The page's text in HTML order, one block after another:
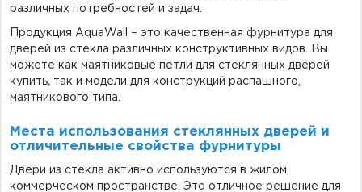
различных потребностей и задач.
Продукция AquaWall – это качественная фурнитура для
дверей из стекла различных конструктивных видов. Вы
можете как маятниковые петли для стеклянных дверей
купить, так и модели для конструкций распашного,
маятникового типа.
Места использования стеклянных дверей и
отличительные свойства фурнитуры
Двери из стекла активно используются в жилом,
коммерческом пространстве. Это отличное решение для